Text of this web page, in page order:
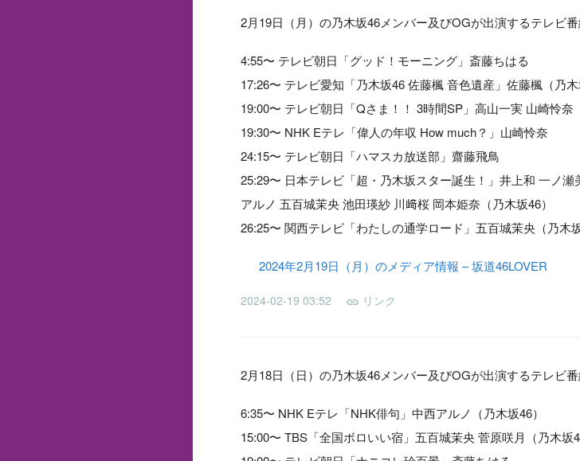
2月19日（月）の乃木坂46メンバー及びOGが出演するテレビ番
4:55〜 テレビ朝日「グッド！モーニング」斎藤ちはる
17:26〜 テレビ愛知「乃木坂46 佐藤楓 音色遺産」佐藤楓（乃木
19:00〜 テレビ朝日「Qさま！！ 3時間SP」高山一実 山崎怜奈
19:30〜 NHK Eテレ「偉人の年収 How much？」山崎怜奈
24:15〜 テレビ朝日「ハマスカ放送部」齋藤飛鳥
25:29〜 日本テレビ「超・乃木坂スター誕生！」井上和 一ノ
アルノ 五百城茉央 池田瑛紗 川﨑桜 岡本姫奈（乃木坂46）
26:25〜 関西テレビ「わたしの通学ロード」五百城茉央（乃木
2024年2月19日（月）のメディア情報 – 坂道46LOVER
2024-02-19 03:52 リンク
2月18日（日）の乃木坂46メンバー及びOGが出演するテレビ番
6:35〜 NHK Eテレ「NHK俳句」中西アルノ（乃木坂46）
15:00〜 TBS「全国ボロいい宿」五百城茉央 菅原咲月（乃木坂